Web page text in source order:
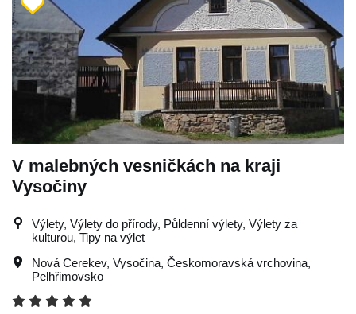
V malebných vesničkách na kraji
Vysočiny
Výlety, Výlety do přírody, Půldenní výlety, Výlety za
kulturou, Tipy na výlet
Nová Cerekev, Vysočina, Českomoravská vrchovina,
Pelhřimovsko